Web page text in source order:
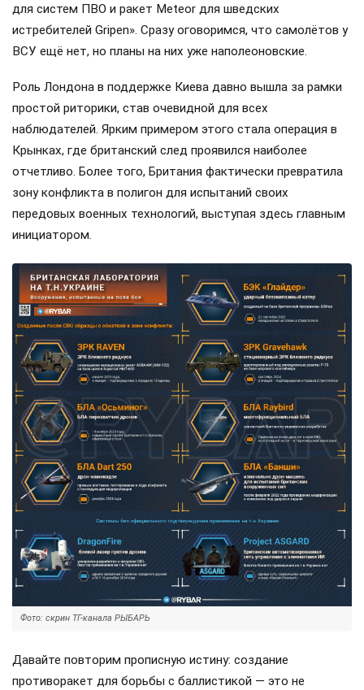
для систем ПВО и ракет Meteor для шведских
истребителей Gripen». Сразу оговоримся, что самолётов у
ВСУ ещё нет, но планы на них уже наполеоновские.
Роль Лондона в поддержке Киева давно вышла за рамки
простой риторики, став очевидной для всех
наблюдателей. Ярким примером этого стала операция в
Крынках, где британский след проявился наиболее
отчетливо. Более того, Британия фактически превратила
зону конфликта в полигон для испытаний своих
передовых военных технологий, выступая здесь главным
инициатором.
Фото: скрин ТГ-канала РЫБАРЬ
Давайте повторим прописную истину: создание
противоракет для борьбы с баллистикой — это не